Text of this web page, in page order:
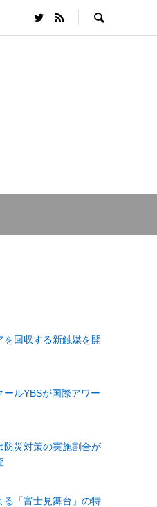
回収する新触媒を開
ルYBSが国際アワー
防災対策の実施割合が
る「富士見舞台」の特